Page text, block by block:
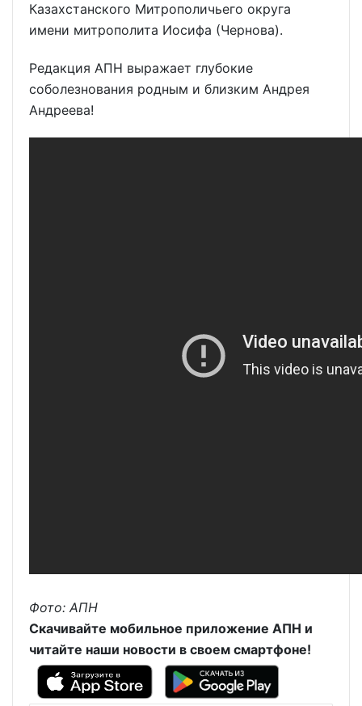
Казахстанского Митрополичьего округа
имени митрополита Иосифа (Чернова).
Редакция АПН выражает глубокие
соболезнования родным и близким Андрея
Андреева!
Фото: АПН
Скачивайте мобильное приложение АПН и
читайте наши новости в своем смартфоне!